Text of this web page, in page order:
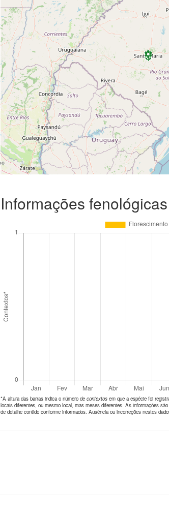
Informações fenológicas
*A altura das barras indica o número de contextos em que a espécie foi
locais diferentes, ou mesmo local, mas meses diferentes. As informações
de detalhe contido conforme informados. Ausência ou incorreções nestes